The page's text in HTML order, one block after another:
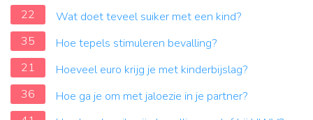
22
Wat doet teveel suiker met een kind?
35
Hoe tepels stimuleren bevalling?
21
Hoeveel euro krijg je met kinderbijslag?
36
Hoe ga je om met jaloezie in je partner?